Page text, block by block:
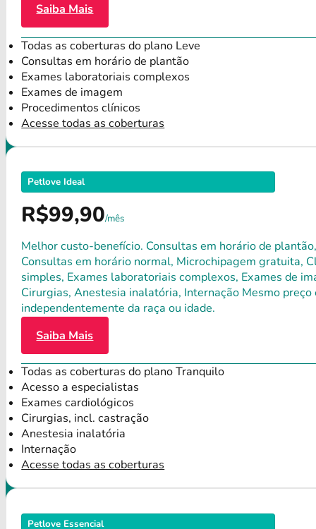
Saiba Mais
Todas as coberturas do plano Leve
Consultas em horário de plantão
Exames laboratoriais complexos
Exames de imagem
Procedimentos clínicos
Acesse todas as coberturas
Petlove Ideal
R$99,90/mês
Melhor custo-benefício. Consultas em horário de
Consultas em horário normal, Microchipagem gratuita,
simples, Exames laboratoriais complexos, Exames de
Cirurgias, Anestesia inalatória, Internação Mesmo
independentemente da raça ou idade.
Saiba Mais
Todas as coberturas do plano Tranquilo
Acesso a especialistas
Exames cardiológicos
Cirurgias, incl. castração
Anestesia inalatória
Internação
Acesse todas as coberturas
Petlove Essencial